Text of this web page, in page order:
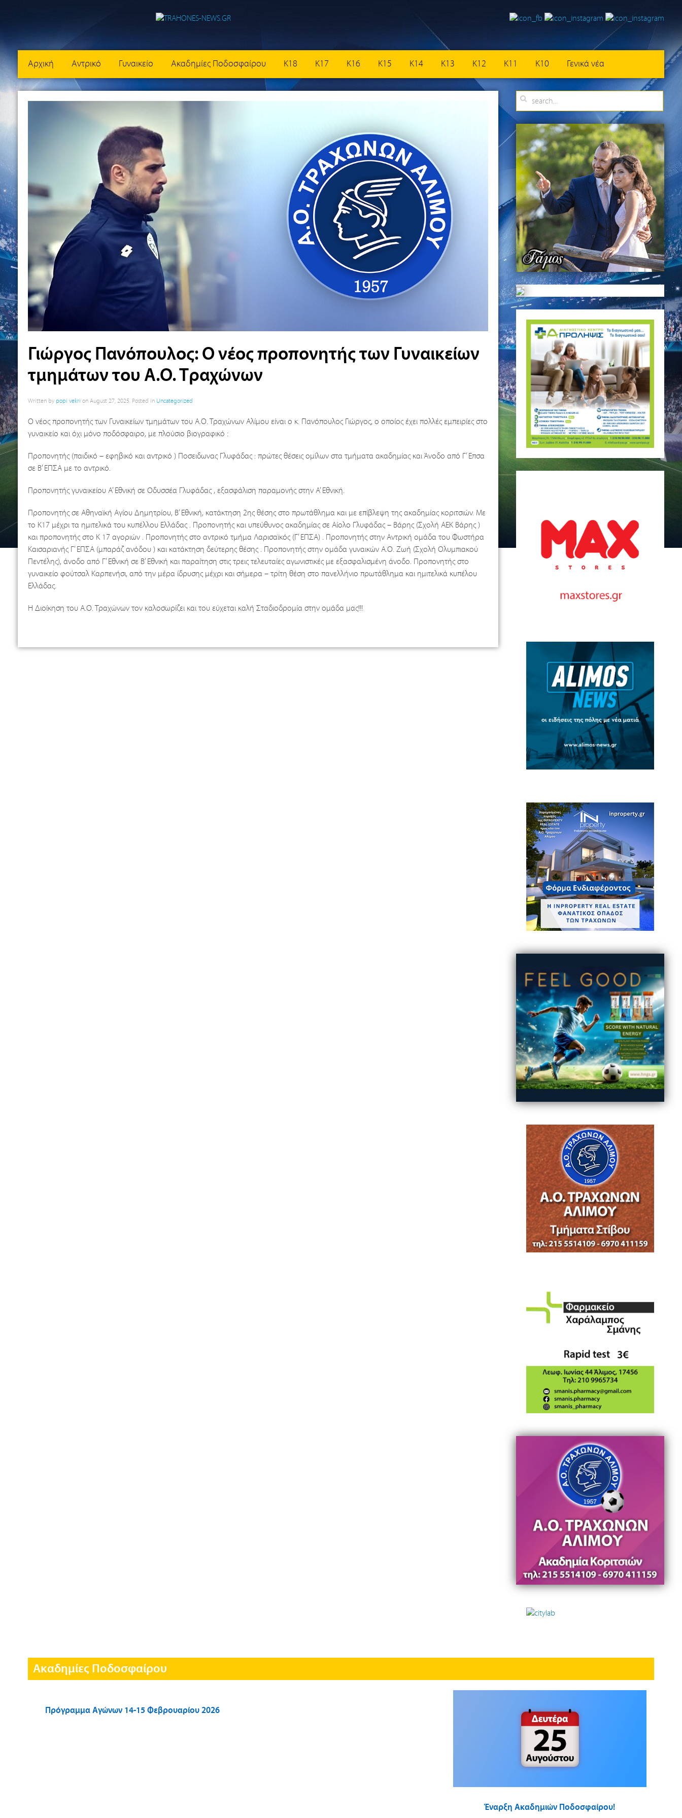
Αρχική Αντρικό Γυναικείο Ακαδημίες Ποδοσφαίρου K18 K17 K16 K15 K14 K13 K12 K11 K10 Γενικά νέα
Γιώργος Πανόπουλος: Ο νέος προπονητής των Γυναικείων
τμημάτων του Α.Ο. Τραχώνων
Written by popi vekri on August 27, 2025. Posted in Uncategorized
Ο νέος προπονητής των Γυναικείων τμημάτων του Α.Ο. Τραχώνων Αλίμου είναι ο κ. Πανόπουλος Γιώργος, ο οποίος έχει πολλές εμπειρίες στο
γυναικείο και όχι μόνο ποδόσφαιρο, με πλούσιο βιογραφικό :
Προπονητής (παιδικό – εφηβικό και αντρικό ) Ποσειδωνας Γλυφάδας : πρώτες θέσεις ομίλων στα τμήματα ακαδημίας και Άνοδο από Γ’ Επσα
σε Β’ ΕΠΣΑ με το αντρικό.
Προπονητής γυναικείου Α’ Εθνική σε Οδυσσέα Γλυφάδας , εξασφάλιση παραμονής στην Α’ Εθνική.
Προπονητής σε Αθηναϊκή Αγίου Δημητρίου, Β’ Εθνική, κατάκτηση 2ης θέσης στο πρωτάθλημα και με επίβλεψη της ακαδημίας κοριτσιών. Με
το Κ17 μέχρι τα ημιτελικά του κυπέλλου Ελλάδας . Προπονητής και υπεύθυνος ακαδημίας σε Αίολο Γλυφάδας – Βάρης (Σχολή ΑΕΚ Βάρης )
και προπονητής στο Κ 17 αγοριών . Προπονητής στο αντρικό τμήμα Λαρισαϊκός (Γ’ ΕΠΣΑ) . Προπονητής στην Αντρική ομάδα του Φωστήρα
Καισαριανής Γ’ ΕΠΣΑ (μπαράζ ανόδου ) και κατάκτηση δεύτερης θέσης . Προπονητής στην ομάδα γυναικών Α.Ο. Ζωή (Σχολή Ολυμπιακού
Πεντέλης), άνοδο από Γ’ Εθνική σε Β’ Εθνική και παραίτηση στις τρεις τελευταίες αγωνιστικές με εξασφαλισμένη άνοδο. Προπονητής στο
γυναικείο φούτσαλ Καρπενήσι, από την μέρα ίδρυσης μέχρι και σήμερα – τρίτη θέση στο πανελλήνιο πρωτάθλημα και ημιτελικά κυπέλου
Ελλάδας.
Η Διοίκηση του Α.Ο. Τραχώνων τον καλοσωρίζει και του εύχεται καλή Σταδιοδρομία στην ομάδα μας!!!
Ακαδημίες Ποδοσφαίρου
Πρόγραμμα Αγώνων 14-15 Φεβρουαρίου 2026
Έναρξη Ακαδημιών Ποδοσφαίρου!